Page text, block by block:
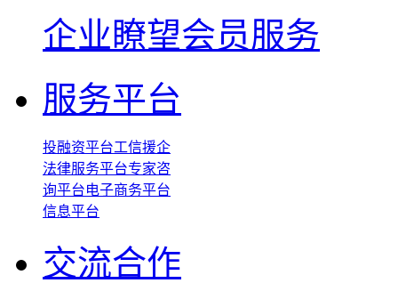
企业瞭望会员服务
服务平台
投融资平台工信援企
法律服务平台专家咨
询平台电子商务平台
信息平台
交流合作